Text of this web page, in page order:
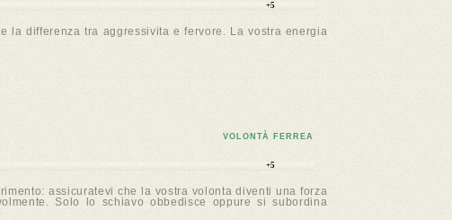
+5
la differenza tra aggressivita e fervore. La vostra energia
VOLONTÀ FERREA
+5
assicuratevi che la vostra volonta diventi una forza
Solo lo schiavo obbedisce oppure si subordina